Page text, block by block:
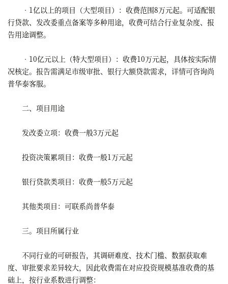
•1亿以上的项目（大型项目）：收费范围8万元起。可适配银
行贷款、发改委重点备案等多种用途，收费可结合行业复杂度、报
告用途调整。
•10亿元以上（特大型项目）：收费10万元起，具体按实际情
况核定。报告需满足市级审批、银行大额贷款需求，详情可咨询尚
普华泰客服。
二、项目用途
发改委立项：收费一般3万元起
投资决策累项目：收费一般1万元起
银行贷款类项目：收费一般5万元起
其他类项目：可联系尚普华泰
三。项目所属行业
不同行业的可研报告，其调研难度、技术门槛、数据获取难
度、审批要求差异较大，因此收费需在对应投资规模基准收费的基
础上，按行业系数进行调整：